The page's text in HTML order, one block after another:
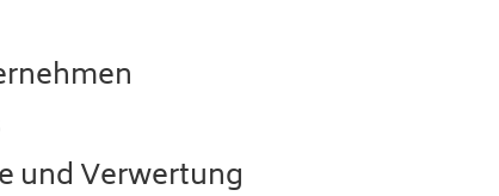
und Verwertung